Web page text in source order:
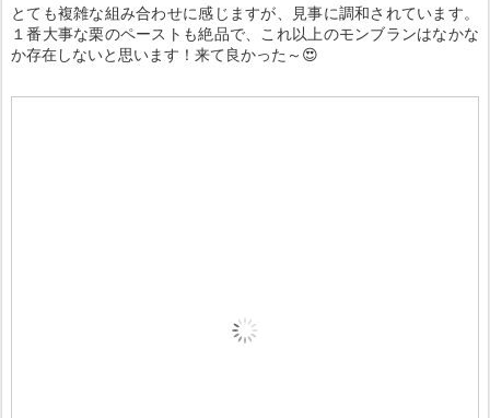
とても複雑な組み合わせに感じますが、見事に調和されています。
１番大事な栗のペーストも絶品で、これ以上のモンブランはなかな
か存在しないと思います！来て良かった～😍